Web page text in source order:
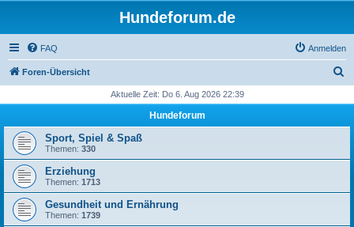
Hundeforum.de
FAQ Anmelden
Foren-Übersicht
h
Aktuelle Zeit: Do 6. Aug 2026 22:39
Hundeforum
Sport, Spiel & Spaß
Themen: 330
Erziehung
Themen: 1713
Gesundheit und Ernährung
Themen: 1739